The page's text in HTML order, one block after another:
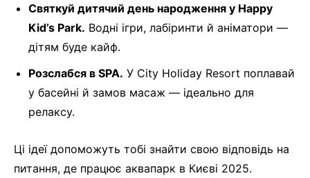
Святкуй дитячий день народження у Happy
Kid’s Park. Водні ігри, лабіринти й аніматори —
дітям буде кайф.
Розслабся в SPA. У City Holiday Resort поплавай
у басейні й замов масаж — ідеально для
релаксу.
Ці ідеї допоможуть тобі знайти свою відповідь на
питання, де працює аквапарк в Києві 2025.